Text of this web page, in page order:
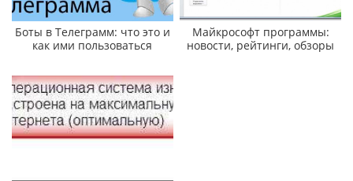
Боты в Телеграмм: что это и
как ими пользоваться
Майкрософт программы:
новости, рейтинги, обзоры